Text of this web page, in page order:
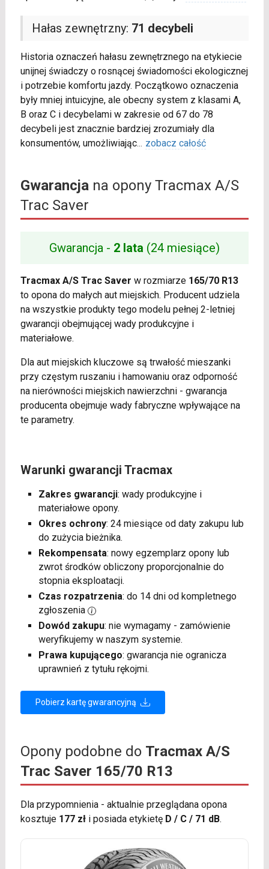
Hałas zewnętrzny: 71 decybeli
Historia oznaczeń hałasu zewnętrznego na etykiecie
unijnej świadczy o rosnącej świadomości ekologicznej
i potrzebie komfortu jazdy. Początkowo oznaczenia
były mniej intuicyjne, ale obecny system z klasami A,
B oraz C i decybelami w zakresie od 67 do 78
decybeli jest znacznie bardziej zrozumiały dla
konsumentów, umożliwiając... zobacz całość
Gwarancjana opony Tracmax A/S
Trac Saver
Gwarancja - 2 lata (24 miesiące)
Tracmax A/S Trac Saver w rozmiarze 165/70 R13
to opona do małych aut miejskich. Producent udziela
na wszystkie produkty tego modelu pełnej 2-letniej
gwarancji obejmującej wady produkcyjne i
materiałowe.
Dla aut miejskich kluczowe są trwałość mieszanki
przy częstym ruszaniu i hamowaniu oraz odporność
na nierówności miejskich nawierzchni - gwarancja
producenta obejmuje wady fabryczne wpływające na
te parametry.
Warunki gwarancji Tracmax
Zakres gwarancji: wady produkcyjne i
materiałowe opony.
Okres ochrony: 24 miesiące od daty zakupu lub
do zużycia bieżnika.
Rekompensata: nowy egzemplarz opony lub
zwrot środków obliczony proporcjonalnie do
stopnia eksploatacji.
Czas rozpatrzenia: do 14 dni od kompletnego
zgłoszenia
Dowód zakupu: nie wymagamy - zamówienie
weryfikujemy w naszym systemie.
Prawa kupującego: gwarancja nie ogranicza
uprawnień z tytułu rękojmi.
Pobierz kartę gwarancyjną
Opony podobne do Tracmax A/S
Trac Saver 165/70 R13
Dla przypomnienia - aktualnie przeglądana opona
kosztuje 177 złi posiada etykietę D / C / 71 dB.